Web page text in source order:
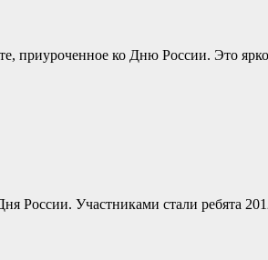
приуроченное ко Дню России. Это
России. Участниками стали ребята